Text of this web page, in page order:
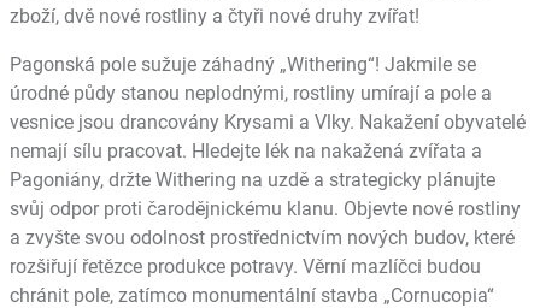
zboží, dvě nové rostliny a čtyři nové druhy zvířat!
Pagonská pole sužuje záhadný „Withering“! Jakmile se
úrodné půdy stanou neplodnými, rostliny umírají a pole a
vesnice jsou drancovány Krysami a Vlky. Nakažení obyvatelé
nemají sílu pracovat. Hledejte lék na nakažená zvířata a
Pagoniány, držte Withering na uzdě a strategicky plánujte
svůj odpor proti čarodějnickému klanu. Objevte nové rostliny
a zvyšte svou odolnost prostřednictvím nových budov, které
rozšiřují řetězce produkce potravy. Věrní mazlíčci budou
chránit pole, zatímco monumentální stavba „Cornucopia“